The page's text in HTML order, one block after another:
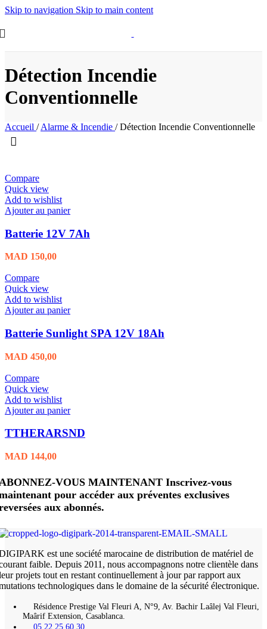
Skip to navigation Skip to main content
Détection Incendie
Conventionnelle
Accueil / Alarme & Incendie / Détection Incendie Conventionnelle
Compare
Quick view
Add to wishlist
Ajouter au panier
Batterie 12V 7Ah
MAD 150,00
Compare
Quick view
Add to wishlist
Ajouter au panier
Batterie Sunlight SPA 12V 18Ah
MAD 450,00
Compare
Quick view
Add to wishlist
Ajouter au panier
TTHERARSND
MAD 144,00
VOUS MAINTENANT Inscrivez-vous
pour accéder aux préventes exclusives
aux abonnés.
est une société marocaine de distribution de matériel de
faible. Depuis 2011, nous accompagnons notre clientèle dans
projets tout en restant continuellement à jour par rapport aux
technologiques dans le domaine de la sécurité électronique.
Résidence Prestige Val Fleuri A, N°9, Av. Bachir Laâlej Val Fleuri,
Maârif Extension, Casablanca.
05 22 25 60 30